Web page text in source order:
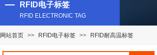
RFID电子标签
RFID ELECTRONIC TAG
网站首页 >> RFID电子标签 >> RFID耐高温标签